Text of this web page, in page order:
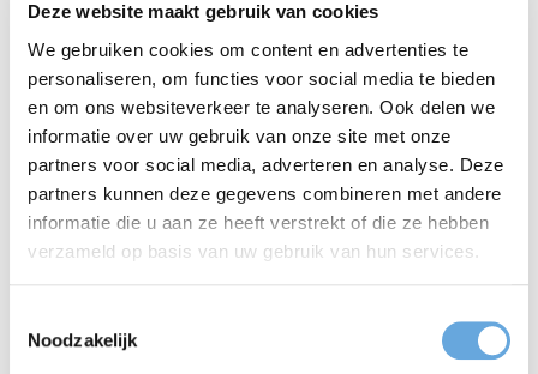
Deze website maakt gebruik van cookies
We gebruiken cookies om content en advertenties te
personaliseren, om functies voor social media te bieden
en om ons websiteverkeer te analyseren. Ook delen we
informatie over uw gebruik van onze site met onze
partners voor social media, adverteren en analyse. Deze
partners kunnen deze gegevens combineren met andere
informatie die u aan ze heeft verstrekt of die ze hebben
verzameld op basis van uw gebruik van hun services.
Noodzakelijk
in het Arabisch
Ook de grammatica vraagt veel kennis.
Werkwoorden bijvoorbeeld veranderen op basis
van tijd, persoon, geslacht en aantal. Woorden
worden vaak aan elkaar geschreven. Daardoor kun
je, om één Arabisch woord in het Nederlands te
Verder speelt context een grote rol. Een woord kan